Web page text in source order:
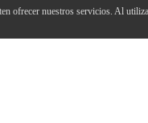
ofrecer nuestros servicios. Al